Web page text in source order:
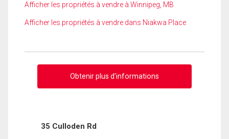
Afficher les propriétés à vendre à Winnipeg, MB
Afficher les propriétés à vendre dans Niakwa Place
Obtenir plus d'informations
35 Culloden Rd